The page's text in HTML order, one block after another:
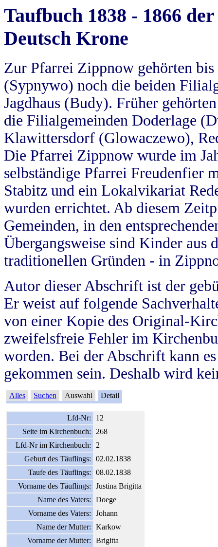
Taufbuch 1838 - 1866
Deutsch Krone
Zur Pfarrei Zippnow gehörten
(Sypnywo) noch die beiden
Jagdhaus (Budy). Früher
die Filialgemeinden Doderlage
Klawittersdorf (Glowaczewo),
Die Pfarrei Zippnow wurde im
selbständige Pfarrei Freudenfier
Stabitz und ein Lokalvikariat
wurden errichtet. Ab diesem
Gemeinden, in den
Übergangsweise sind Kinder aus
traditionellen Gründen - in
Autor dieser Abschrift ist der
Er weist auf folgende
von einer Kopie des Original-
zweifelsfreie Fehler im
worden. Bei der Abschrift kann
gekommen sein. Deshalb wird
Alles Suchen Auswahl Detail
Lfd-Nr:
12
Seite im Kirchenbuch:
268
Lfd-Nr im Kirchenbuch:
2
Geburt des Täuflings:
02.02.1838
Taufe des Täuflings:
08.02.1838
Vorname des Täuflings:
Justina Brigitta
Name des Vaters:
Doege
Vorname des Vaters:
Johann
Name der Mutter:
Karkow
Vorname der Mutter:
Brigitta